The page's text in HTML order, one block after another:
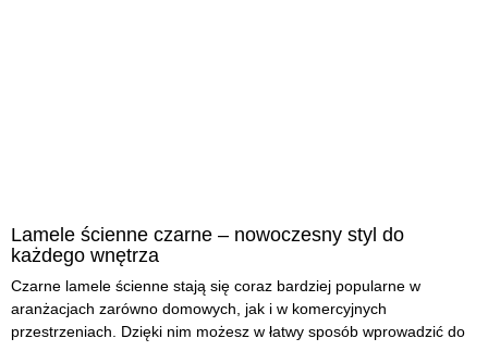
Lamele ścienne czarne – nowoczesny styl do
każdego wnętrza
Czarne lamele ścienne stają się coraz bardziej popularne w
aranżacjach zarówno domowych, jak i w komercyjnych
przestrzeniach. Dzięki nim możesz w łatwy sposób wprowadzić do